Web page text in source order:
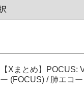
【Xまとめ】POCUS:
ー (FOCUS) / 肺エコー